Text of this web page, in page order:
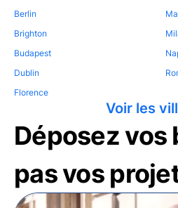
Berlin
Brighton
Budapest
Dublin
Florence
Voir les
Déposez vos
pas vos